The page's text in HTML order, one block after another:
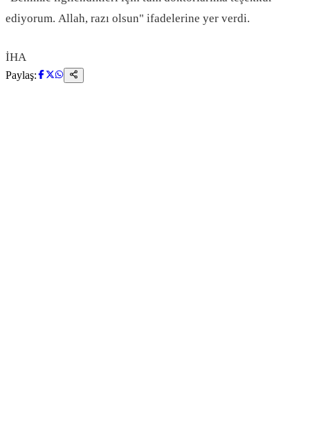
ediyorum. Allah, razı olsun" ifadelerine yer verdi.
İHA
Paylaş: